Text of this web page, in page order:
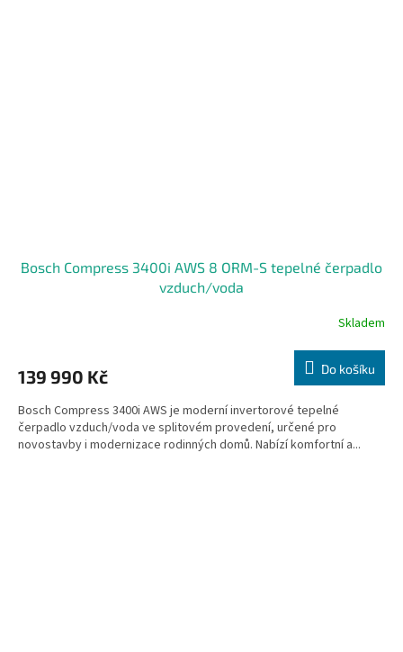
Bosch Compress 3400i AWS 8 ORM-S tepelné čerpadlo
vzduch/voda
Skladem
139 990 Kč Do košíku
Bosch Compress 3400i AWS je moderní invertorové tepelné
čerpadlo vzduch/voda ve splitovém provedení, určené pro
novostavby i modernizace rodinných domů. Nabízí komfortní a...